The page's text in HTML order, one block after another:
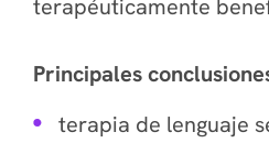
terapéuticamente
Principales
terapia de lenguaje